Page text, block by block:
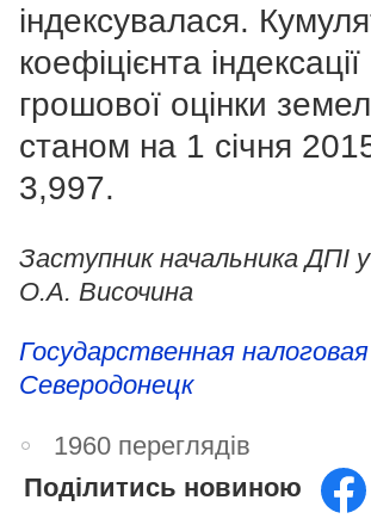
індексувалася.
коефіцієнта
грошової оцінки
станом на 1 січня
3,997.
Заступник начальника ДПІ
О.А. Височина
Государственная
Северодонецк
1960 переглядів
Поділитись новиною